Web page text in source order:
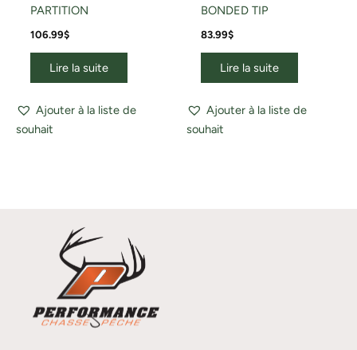
PARTITION
106.99$
Lire la suite
Ajouter à la liste de
souhait
BONDED TIP
83.99$
Lire la suite
Ajouter à la liste de
souhait